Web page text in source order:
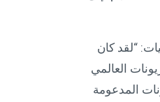
“لقد كان
العالمي
المدعومة